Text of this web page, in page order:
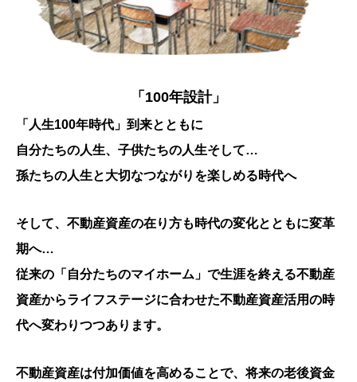
「100年設計」
「人生100年時代」到来とともに
自分たちの人生、子供たちの人生そして…
孫たちの人生と大切なつながりを楽しめる時代へ
そして、不動産資産の在り方も時代の変化とともに変革
期へ…
従来の「自分たちのマイホーム」で生涯を終える不動産
資産からライフステージに合わせた不動産資産活用の時
代へ変わりつつあります。
不動産資産は付加価値を高めることで、将来の老後資金